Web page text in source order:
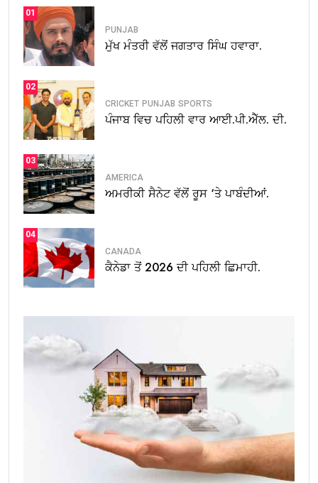
01
PUNJAB
ਮੁੱਖ ਮੰਤਰੀ ਵੱਲੋਂ ਜਗਤਾਰ ਸਿੰਘ ਹਵਾਰਾ.
02
CRICKET PUNJAB SPORTS
ਪੰਜਾਬ ਵਿਚ ਪਹਿਲੀ ਵਾਰ ਆਈ.ਪੀ.ਐੱਲ. ਦੀ.
03
AMERICA
ਅਮਰੀਕੀ ਸੈਨੇਟ ਵੱਲੋਂ ਰੂਸ ‘ਤੇ ਪਾਬੰਦੀਆਂ.
04
CANADA
ਕੈਨੇਡਾ ਤੋਂ 2026 ਦੀ ਪਹਿਲੀ ਛਿਮਾਹੀ.